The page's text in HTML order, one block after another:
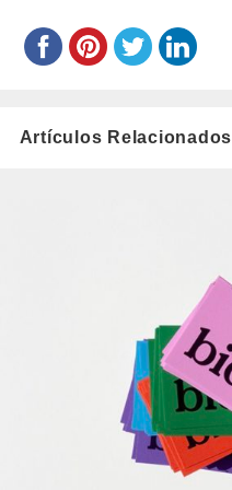
Artículos Relacionados